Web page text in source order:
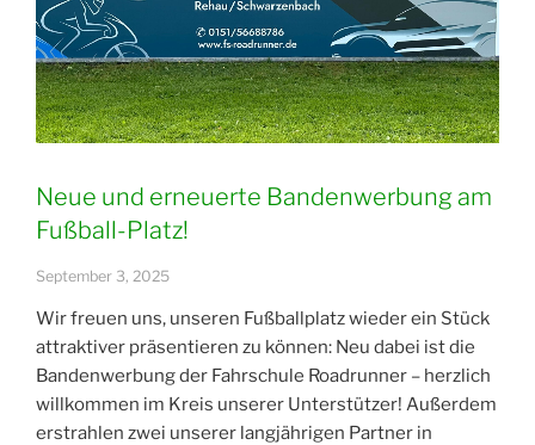
Neue und erneuerte Bandenwerbung am
Fußball-Platz!
September 3, 2025
Wir freuen uns, unseren Fußballplatz wieder ein Stück
attraktiver präsentieren zu können: Neu dabei ist die
Bandenwerbung der Fahrschule Roadrunner – herzlich
willkommen im Kreis unserer Unterstützer! Außerdem
erstrahlen zwei unserer langjährigen Partner in